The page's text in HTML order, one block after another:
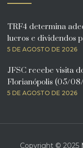
TRF4 determina
lucros e dividendos
5 DE AGOSTO DE 2026
JFSC recebe visita
Florianópolis (05/
5 DE AGOSTO DE 2026
Copyright © 2025